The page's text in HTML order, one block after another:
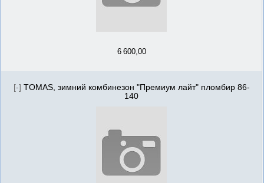
6 600,00
[-] TOMAS, зимний комбинезон "Премиум лайт" пломбир 86-
140